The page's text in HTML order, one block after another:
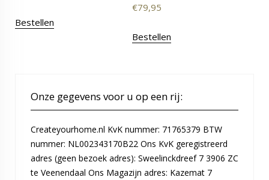
Bestellen
€79,95
Bestellen
Onze gegevens voor u op een rij:
Createyourhome.nl KvK nummer: 71765379 BTW
nummer: NL002343170B22 Ons KvK geregistreerd
adres (geen bezoek adres): Sweelinckdreef 7 3906 ZC
te Veenendaal Ons Magazijn adres: Kazemat 7